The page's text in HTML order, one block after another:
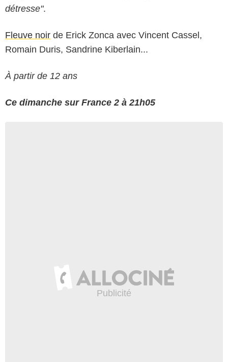
détresse".
Fleuve noir de Erick Zonca avec Vincent Cassel,
Romain Duris, Sandrine Kiberlain...
À partir de 12 ans
Ce dimanche sur France 2 à 21h05